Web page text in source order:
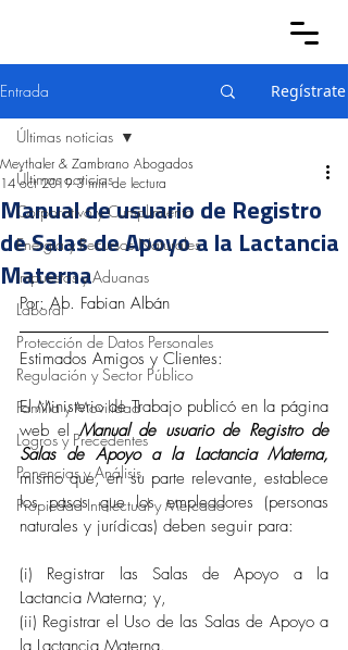
Entrada Regístrate
Últimas noticias
Corporativo y Cumplimiento
Energía y Recursos Naturales
Impuestos y Aduanas
Laboral
Protección de Datos Personales
Regulación y Sector Público
Familia y Movilidad
Logros y Precedentes
Ponencias y Análisis
Propiedad Intelectual y Mercado
Últimas noticias
Manual de usuario de Registro
de Salas de Apoyo a la Lactancia
Materna
Meythaler & Zambrano Abogados
14 oct 2019 3 min de lectura
Por: Ab. Fabian Albán
Estimados Amigos y Clientes:
El Ministerio de Trabajo publicó en la página
web el Manual de usuario de Registro de
Salas de Apoyo a la Lactancia Materna,
mismo que, en su parte relevante, establece
los pasos que los empleadores (personas
naturales y jurídicas) deben seguir para:
(i) Registrar las Salas de Apoyo a la
Lactancia Materna; y,
(ii) Registrar el Uso de las Salas de Apoyo a
la Lactancia Materna.